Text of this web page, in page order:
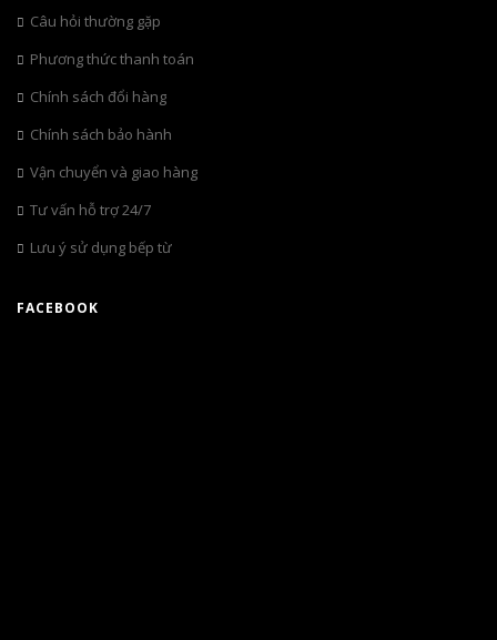
Câu hỏi thường gặp
Phương thức thanh toán
Chính sách đổi hàng
Chính sách bảo hành
Vận chuyển và giao hàng
Tư vấn hỗ trợ 24/7
Lưu ý sử dụng bếp từ
FACEBOOK